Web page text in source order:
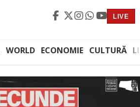
LIVE
WORLD ECONOMIE CULTURĂ